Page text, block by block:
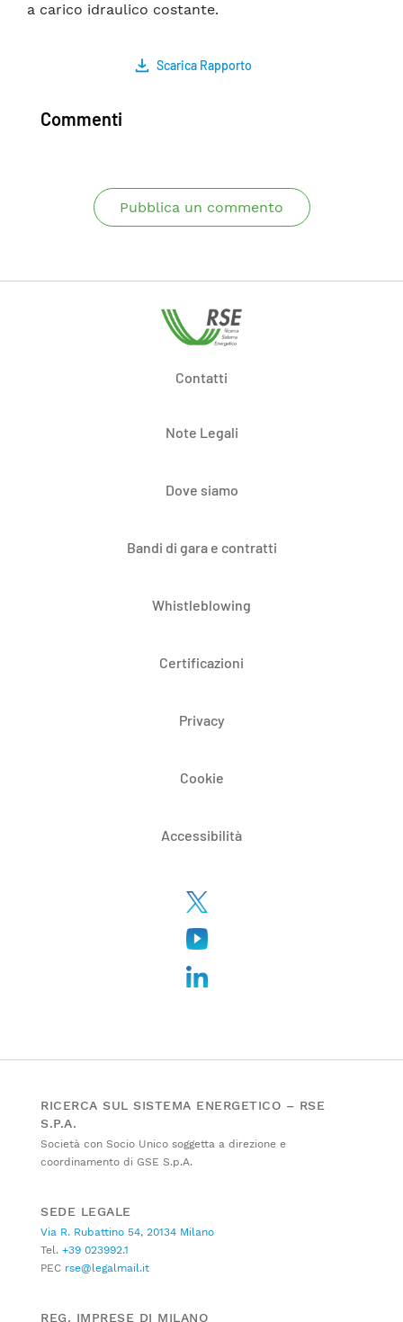
a carico idraulico costante.
Scarica Rapporto
Commenti
Pubblica un commento
Contatti
Note Legali
Dove siamo
Bandi di gara e contratti
Whistleblowing
Certificazioni
Privacy
Cookie
Accessibilità
RICERCA SUL SISTEMA ENERGETICO – RSE
S.P.A.
Società con Socio Unico soggetta a direzione e
coordinamento di GSE S.p.A.
SEDE LEGALE
Via R. Rubattino 54, 20134 Milano
Tel. +39 023992.1
PEC rse@legalmail.it
REG. IMPRESE DI MILANO